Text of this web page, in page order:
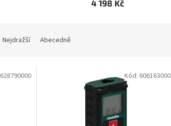
4 198 Kč
Nejdražší Abecedně
628790000 Kód: 606163000